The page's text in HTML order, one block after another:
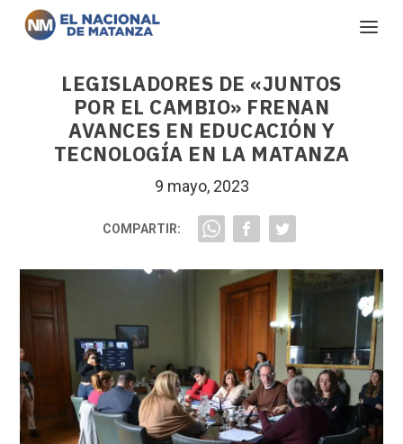
LEGISLADORES DE «JUNTOS
POR EL CAMBIO» FRENAN
AVANCES EN EDUCACIÓN Y
TECNOLOGÍA EN LA MATANZA
9 mayo, 2023
COMPARTIR: